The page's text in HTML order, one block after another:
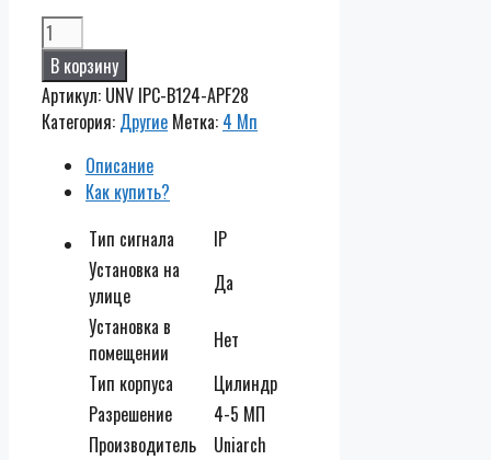
Количество
UNV
IPC-
B124-
APF28
В корзину
Артикул: UNV IPC-B124-APF28
Категория: Другие Метка: 4 Мп
Описание
Как купить?
Тип сигнала
IP
Установка на
улице
Да
Установка в
помещении
Нет
Тип корпуса
Цилиндр
Разрешение
4-5 МП
Производитель
Uniarch